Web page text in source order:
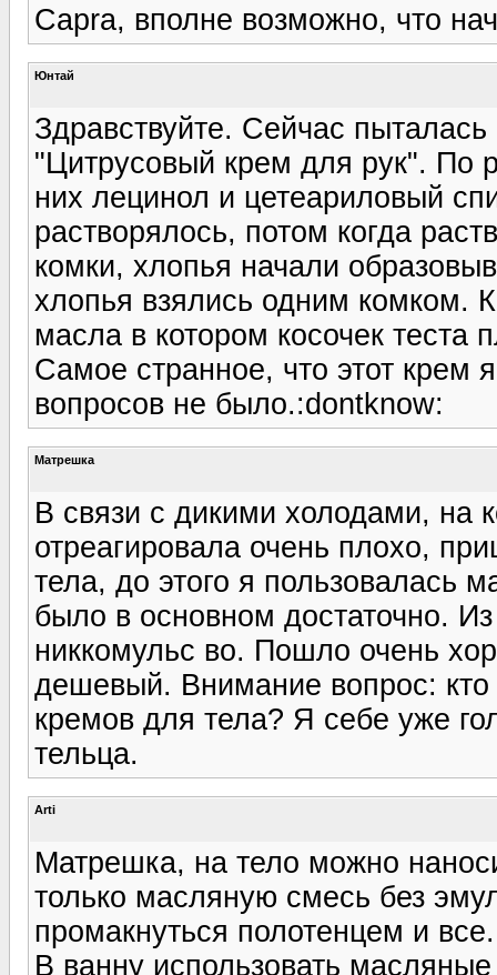
Capra, вполне возможно, что
Юнтай
Здравствуйте. Сейчас
"Цитрусовый крем для рук". По
них лецинол и цетеариловый
растворялось, потом когда
комки, хлопья начали
хлопья взялись одним комком.
масла в котором косочек теста
Самое странное, что этот крем
вопросов не было.:dontknow:
Матрешка
В связи с дикими холодами, на
отреагировала очень плохо,
тела, до этого я пользовалась
было в основном достаточно.
никкомульс во. Пошло очень
дешевый. Внимание вопрос: кто
кремов для тела? Я себе уже
тельца.
Arti
Матрешка, на тело можно
только масляную смесь без
промакнуться полотенцем и все.
В ванну использовать